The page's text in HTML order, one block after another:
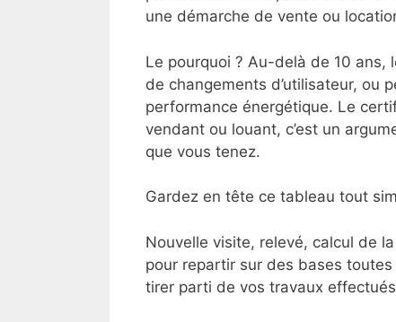
une démarche de vente ou
Le pourquoi ? Au-delà de 10 ans,
de changements d’utilisateur, ou
performance énergétique. Le
vendant ou louant, c’est un
que vous tenez.
Gardez en tête ce tableau tout
Nouvelle visite, relevé, calcul de
pour repartir sur des bases
tirer parti de vos travaux